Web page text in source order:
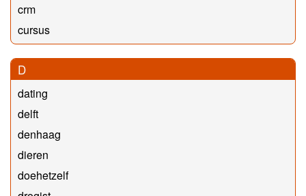
crm
cursus
D
dating
delft
denhaag
dieren
doehetzelf